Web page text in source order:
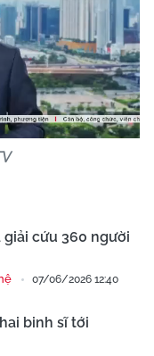
giải cứu 360 người
07/06/2026 12:40
binh sĩ tới